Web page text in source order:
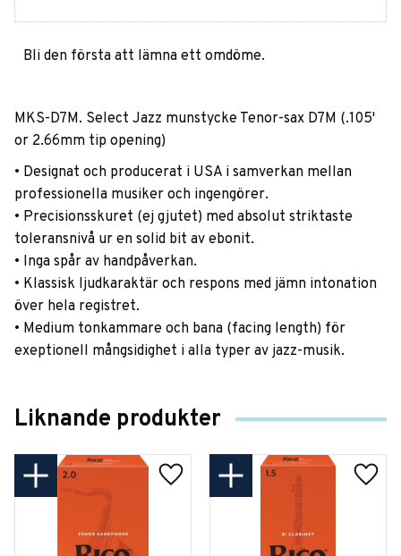
Bli den första att lämna ett omdöme.
MKS-D7M. Select Jazz munstycke Tenor-sax D7M (.105'
or 2.66mm tip opening)
• Designat och producerat i USA i samverkan mellan
professionella musiker och ingengörer.
• Precisionsskuret (ej gjutet) med absolut striktaste
toleransnivå ur en solid bit av ebonit.
• Inga spår av handpåverkan.
• Klassisk ljudkaraktär och respons med jämn intonation
över hela registret.
• Medium tonkammare och bana (facing length) för
exeptionell mångsidighet i alla typer av jazz-musik.
Liknande produkter